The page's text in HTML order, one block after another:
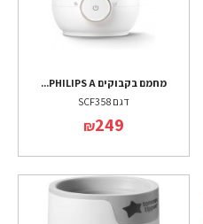
מחמם בקבוקים PHILIPS A...
דגם SCF358
₪249